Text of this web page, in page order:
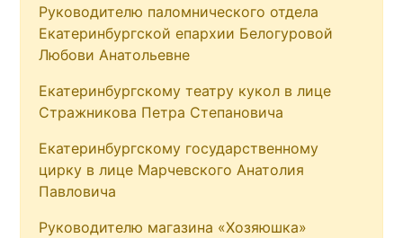
Руководителю паломнического отдела
Екатеринбургской епархии Белогуровой
Любови Анатольевне
Екатеринбургскому театру кукол в лице
Стражникова Петра Степановича
Екатеринбургскому государственному
цирку в лице Марчевского Анатолия
Павловича
Руководителю магазина «Хозяюшка»